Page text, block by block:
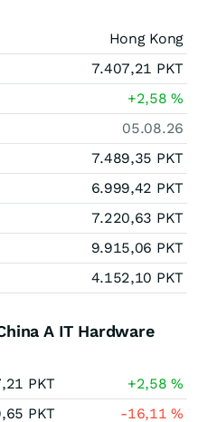
Hong Kong
7.407,21 PKT
+2,58%
05.08.26
7.489,35 PKT
6.999,42 PKT
7.220,63 PKT
9.915,06 PKT
4.152,10 PKT
A IT Hardware
PKT +2,58%
PKT -16,11%